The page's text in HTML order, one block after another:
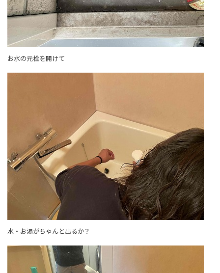
お水の元栓を開けて
水・お湯がちゃんと出るか？